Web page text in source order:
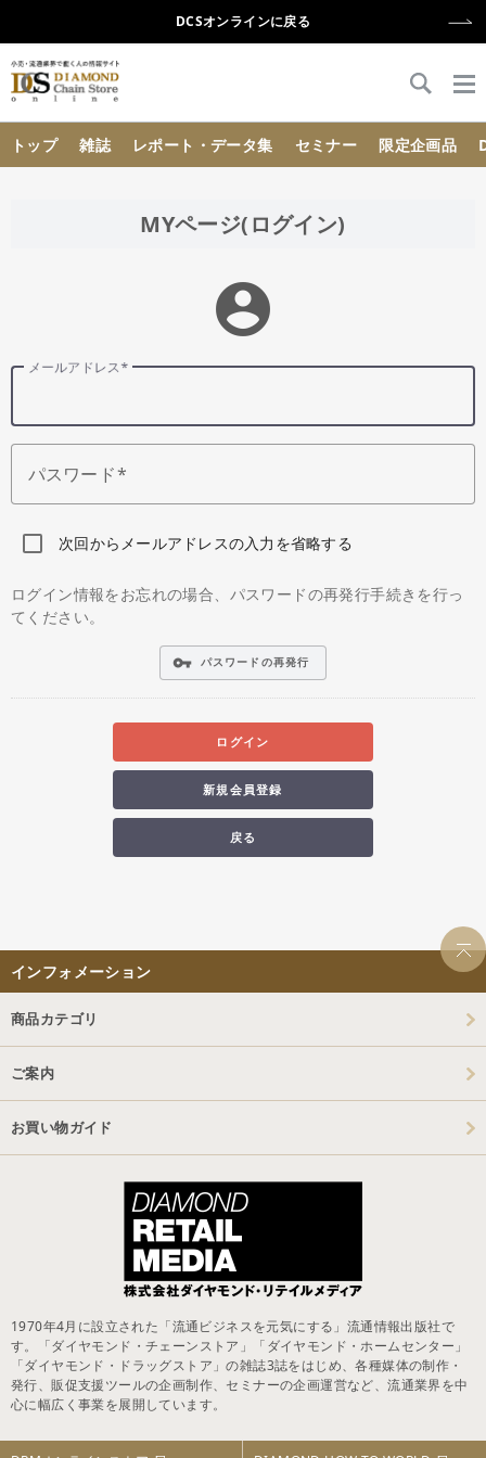
DCSオンラインに戻る
トップ 雑誌 レポート・データ集 セミナー 限定企画品
MYページ(ログイン)
account_circle
メールアドレス
パスワード
次回からメールアドレスの入力を省略する
ログイン情報をお忘れの場合、パスワードの再発行手続きを行っ
てください。
vpn_key パスワードの再発行
ログイン
新規会員登録
戻る
インフォメーション
商品カテゴリ
ご案内
お買い物ガイド
1970年4月に設立された「流通ビジネスを元気にする」流通情報出版社で
す。「ダイヤモンド・チェーンストア」「ダイヤモンド・ホームセンター」
「ダイヤモンド・ドラッグストア」の雑誌3誌をはじめ、各種媒体の制作・
発行、販促支援ツールの企画制作、セミナーの企画運営など、流通業界を中
心に幅広く事業を展開しています。